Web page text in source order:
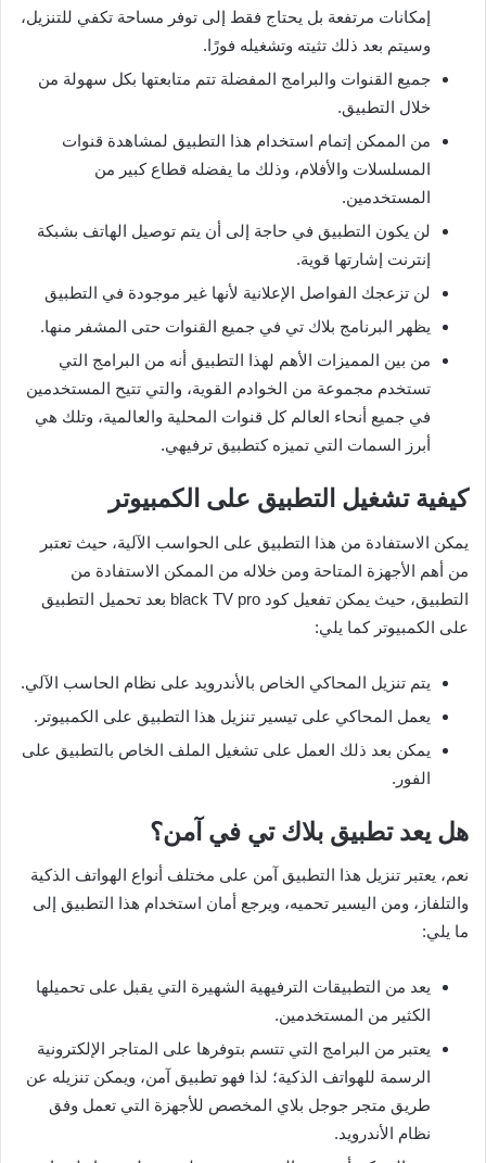
إمكانات مرتفعة بل يحتاج فقط إلى توفر مساحة تكفي للتنزيل،
وسيتم بعد ذلك تثيته وتشغيله فورًا.
جميع القنوات والبرامج المفضلة تتم متابعتها بكل سهولة من
خلال التطبيق.
من الممكن إتمام استخدام هذا التطبيق لمشاهدة قنوات
المسلسلات والأفلام، وذلك ما يفضله قطاع كبير من
المستخدمين.
لن يكون التطبيق في حاجة إلى أن يتم توصيل الهاتف بشبكة
إنترنت إشارتها قوية.
لن تزعجك الفواصل الإعلانية لأنها غير موجودة في التطبيق
يظهر البرنامج بلاك تي في جميع القنوات حتى المشفر منها.
من بين المميزات الأهم لهذا التطبيق أنه من البرامج التي
تستخدم مجموعة من الخوادم القوية، والتي تتيح المستخدمين
في جميع أنحاء العالم كل قنوات المحلية والعالمية، وتلك هي
أبرز السمات التي تميزه كتطبيق ترفيهي.
كيفية تشغيل التطبيق على الكمبيوتر
يمكن الاستفادة من هذا التطبيق على الحواسب الآلية، حيث تعتبر
من أهم الأجهزة المتاحة ومن خلاله من الممكن الاستفادة من
التطبيق، حيث يمكن تفعيل كود black TV pro بعد تحميل التطبيق
على الكمبيوتر كما يلي:
يتم تنزيل المحاكي الخاص بالأندرويد على نظام الحاسب الآلي.
يعمل المحاكي على تيسير تنزيل هذا التطبيق على الكمبيوتر.
يمكن بعد ذلك العمل على تشغيل الملف الخاص بالتطبيق على
الفور.
هل يعد تطبيق بلاك تي في آمن؟
نعم، يعتبر تنزيل هذا التطبيق آمن على مختلف أنواع الهواتف الذكية
والتلفاز، ومن اليسير تحميه، ويرجع أمان استخدام هذا التطبيق إلى
ما يلي:
يعد من التطبيقات الترفيهية الشهيرة التي يقبل على تحميلها
الكثير من المستخدمين.
يعتبر من البرامج التي تتسم بتوفرها على المتاجر الإلكترونية
الرسمة للهواتف الذكية؛ لذا فهو تطبيق آمن، ويمكن تنزيله عن
طريق متجر جوجل بلاي المخصص للأجهزة التي تعمل وفق
نظام الأندرويد.